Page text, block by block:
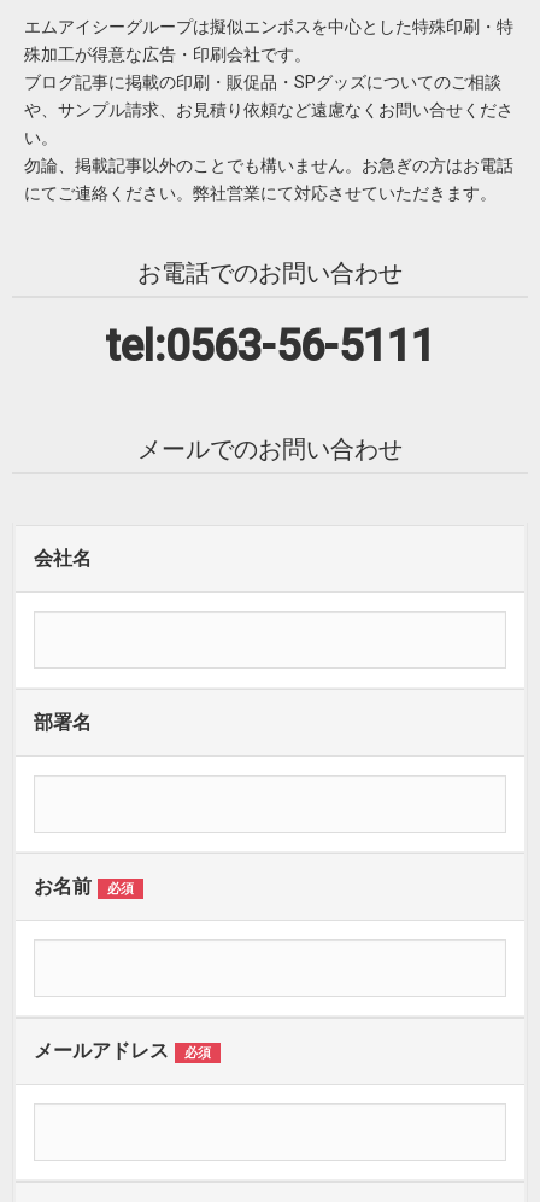
エムアイシーグループは擬似エンボスを中心とした特殊印刷・特
殊加工が得意な広告・印刷会社です。
ブログ記事に掲載の印刷・販促品・SPグッズについてのご相談
や、サンプル請求、お見積り依頼など遠慮なくお問い合せくださ
い。
勿論、掲載記事以外のことでも構いません。お急ぎの方はお電話
にてご連絡ください。弊社営業にて対応させていただきます。
お電話でのお問い合わせ
tel:0563-56-5111
メールでのお問い合わせ
会社名
部署名
お名前 必須
メールアドレス 必須